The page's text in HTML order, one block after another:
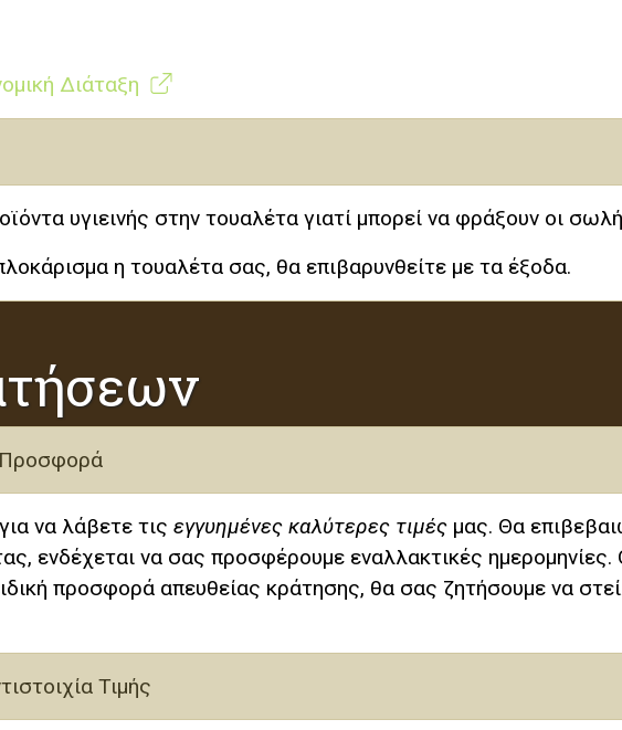
Διάταξη
υγιεινής στην τουαλέτα γιατί μπορεί να φράξουν οι
η τουαλέτα σας, θα επιβαρυνθείτε με τα έξοδα.
να λάβετε τις εγγυημένες καλύτερες τιμές μας. Θα
ενδέχεται να σας προσφέρουμε εναλλακτικές
προσφορά απευθείας κράτησης, θα σας ζητήσουμε να
Τιμής